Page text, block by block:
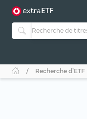
Recherche d’ETF